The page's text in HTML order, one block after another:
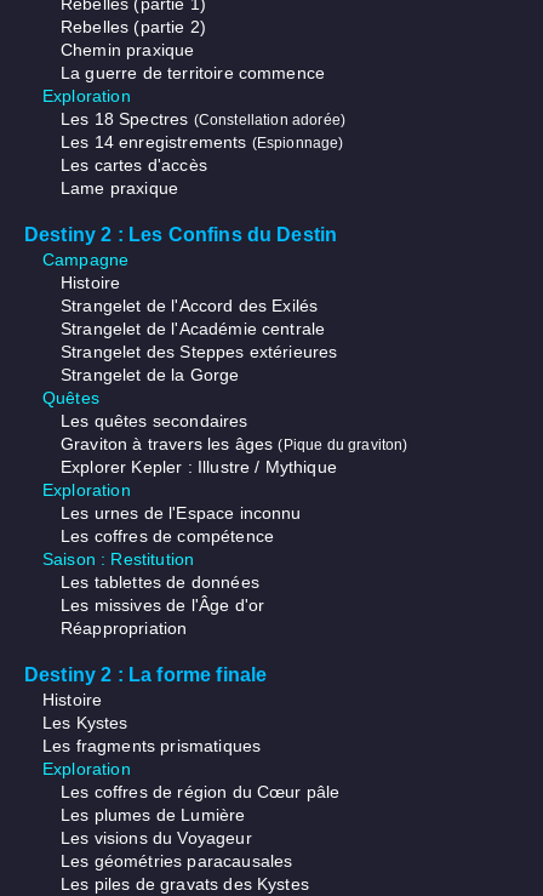
Rebelles (partie 2)
Chemin praxique
La guerre de territoire commence
Exploration
Les 18 Spectres (Constellation adorée)
Les 14 enregistrements (Espionnage)
Les cartes d'accès
Lame praxique
Destiny 2 : Les Confins du Destin
Campagne
Histoire
Strangelet de l'Accord des Exilés
Strangelet de l'Académie centrale
Strangelet des Steppes extérieures
Strangelet de la Gorge
Quêtes
Les quêtes secondaires
Graviton à travers les âges(Pique du graviton)
Explorer Kepler : Illustre / Mythique
Exploration
Les urnes de l'Espace inconnu
Les coffres de compétence
Saison : Restitution
Les tablettes de données
Les missives de l'Âge d'or
Réappropriation
Destiny 2 : La forme finale
Histoire
Les Kystes
Les fragments prismatiques
Exploration
Les coffres de région du Cœur pâle
Les plumes de Lumière
Les visions du Voyageur
Les géométries paracausales
Les piles de gravats des Kystes